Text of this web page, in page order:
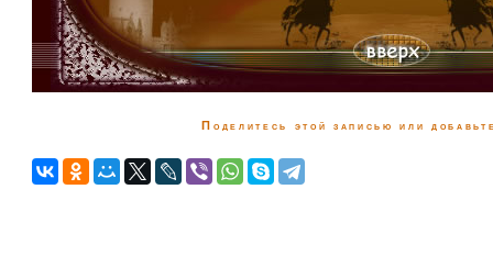
Поделитесь этой записью или